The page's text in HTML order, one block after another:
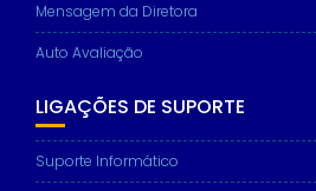
Mensagem da Diretora
Auto Avaliação
LIGAÇÕES DE SUPORTE
Suporte Informático